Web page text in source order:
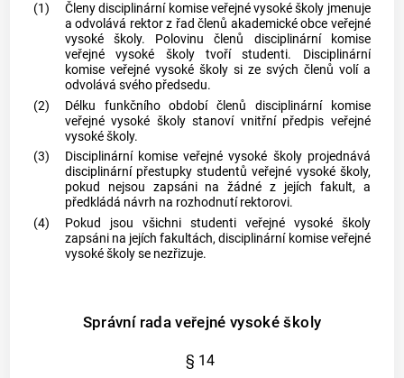
(1)
Členy disciplinární komise veřejné vysoké školy jmenuje
a odvolává rektor z řad členů akademickéobce veřejné
vysoké školy. Polovinu členů disciplinární komise
veřejné vysoké školy tvoří studenti. Disciplinární
komise veřejné vysoké školy si ze svých členů volí a
odvolává svého předsedu.
(2)
Délku funkčního období členů disciplinární komise
veřejné vysoké školy stanoví vnitřní předpis veřejné
vysoké školy.
(3)
Disciplinární komise veřejné vysoké školy projednává
disciplinární přestupky studentů veřejné vysoké školy,
pokud nejsou zapsáni na žádné z jejích fakult, a
předkládá návrh na rozhodnutí rektorovi.
(4)
Pokud jsou všichni studenti veřejné vysoké školy
zapsáni na jejích fakultách, disciplinární komise veřejné
vysoké školy se nezřizuje.
Správní rada veřejné vysoké školy
§ 14